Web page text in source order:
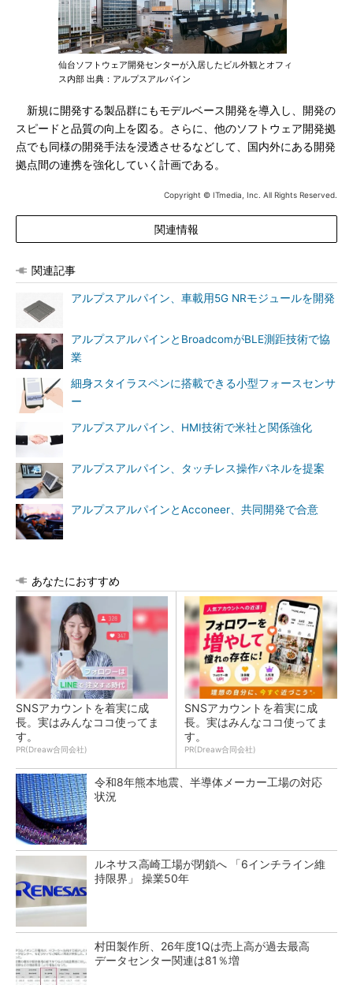
仙台ソフトウェア開発センターが入居したビル外観とオフィ
ス内部 出典：アルプスアルパイン
新規に開発する製品群にもモデルベース開発を導入し、開発の
スピードと品質の向上を図る。さらに、他のソフトウェア開発拠
点でも同様の開発手法を浸透させるなどして、国内外にある開発
拠点間の連携を強化していく計画である。
Copyright © ITmedia, Inc. All Rights Reserved.
関連情報
関連記事
アルプスアルパイン、車載用5G NRモジュールを開発
アルプスアルパインとBroadcomがBLE測距技術で協
業
細身スタイラスペンに搭載できる小型フォースセンサ
ー
アルプスアルパイン、HMI技術で米社と関係強化
アルプスアルパイン、タッチレス操作パネルを提案
アルプスアルパインとAcconeer、共同開発で合意
あなたにおすすめ
SNSアカウントを着実に成
長。実はみんなココ使ってま
す。
PR(Dreaw合同会社)
SNSアカウントを着実に成
長。実はみんなココ使ってま
す。
PR(Dreaw合同会社)
令和8年熊本地震、半導体メーカー工場の対応
状況
ルネサス高崎工場が閉鎖へ 「6インチライン維
持限界」 操業50年
村田製作所、26年度1Qは売上高が過去最高
データセンター関連は81％増